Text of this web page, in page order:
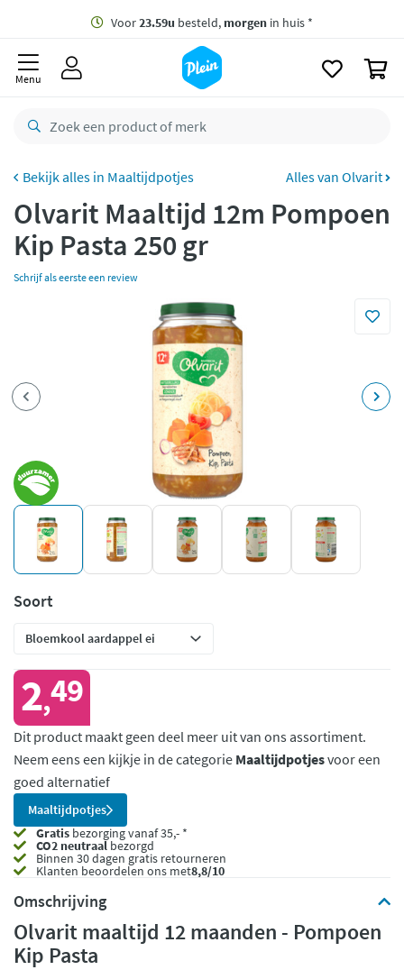
Gratisbezorging vanaf 35,- *
besteld,
retourneren
CO2 neutraal
Betaal met Klarna
Menu
Maaltijdpotjes Alles van Olvarit
Olvarit Maaltijd 12m Pompoen
Kip Pasta 250 gr
Schrijf als eerste een review
Soort
2,49
Dit product maakt geen deel meer uit van ons assortiment.
Neem eens een kijkje in de categorie Maaltijdpotjesvoor een
goed alternatief
Maaltijdpotjes
Gratis bezorging vanaf 35,- *
CO2 neutraalbezorgd
Binnen 30 dagen gratis retourneren
Klanten beoordelen ons met8,8/10
Omschrijving
Olvarit maaltijd 12 maanden - Pompoen
Kip Pasta